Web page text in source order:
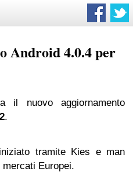
Android 4.0.4 per
il nuovo aggiornamento
.
tramite Kies e man
Europei.